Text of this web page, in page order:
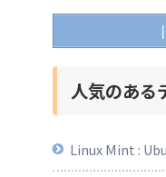
人気のある
Linux Mint :